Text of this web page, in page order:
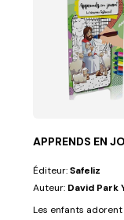
LES ENFANTS
les enfants
APPRENDS EN
Éditeur:Safeliz
Auteur: David Park
Les enfants